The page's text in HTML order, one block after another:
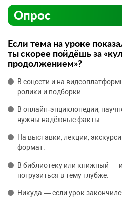
Опрос
Если тема на уроке
ты скорее пойдёшь за
продолжением»?
В соцсети и на
ролики и подборки.
В онлайн‑энциклопедии,
нужны надёжные факты.
На выставки, лекции,
формат.
В библиотеку или книжный —
погрузиться в тему глубже.
Никуда — если урок